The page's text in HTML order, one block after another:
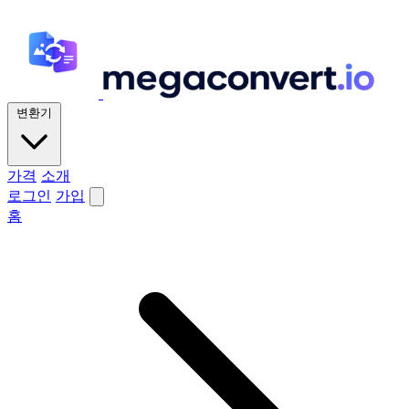
변환기
가격 소개
로그인 가입
홈